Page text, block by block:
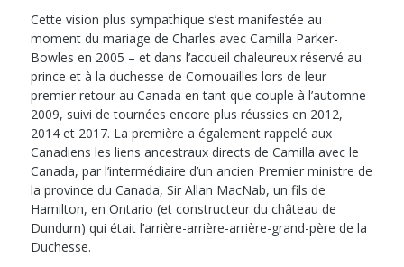
Cette vision plus sympathique s’est manifestée au
moment du mariage de Charles avec Camilla Parker-
Bowles en 2005 – et dans l’accueil chaleureux réservé au
prince et à la duchesse de Cornouailles lors de leur
premier retour au Canada en tant que couple à l’automne
2009, suivi de tournées encore plus réussies en 2012,
2014 et 2017. La première a également rappelé aux
Canadiens les liens ancestraux directs de Camilla avec le
Canada, par l’intermédiaire d’un ancien Premier ministre de
la province du Canada, Sir Allan MacNab, un fils de
Hamilton, en Ontario (et constructeur du château de
Dundurn) qui était l’arrière-arrière-arrière-grand-père de la
Duchesse.